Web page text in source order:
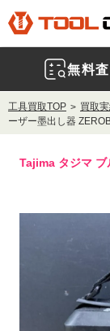
無料
工具買取TOP 買取
ーザー墨出し器
Tajima タジマ ブ